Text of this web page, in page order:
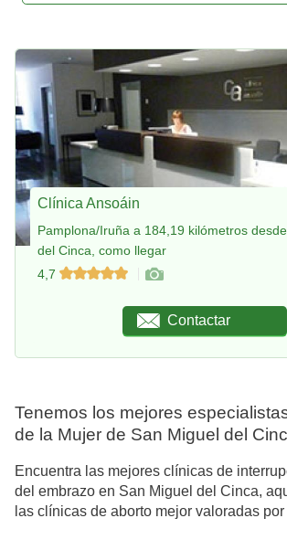
Clínica Ansoáin
Pamplona/Iruña a 184,19 kilómetros
del Cinca, como llegar
4,7
Contactar
Tenemos los mejores
de la Mujer de San Miguel del
Encuentra las mejores clínicas de
del embrazo en San Miguel del Cinca,
las clínicas de aborto mejor valoradas